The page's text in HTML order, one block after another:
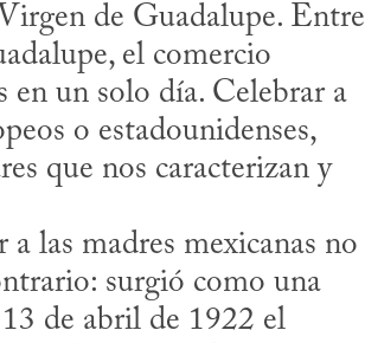
de Guadalupe. Entre
el comercio
en un solo día. Celebrar a
o estadounidenses,
que nos caracterizan y
surgió como una
de abril de 1922 el